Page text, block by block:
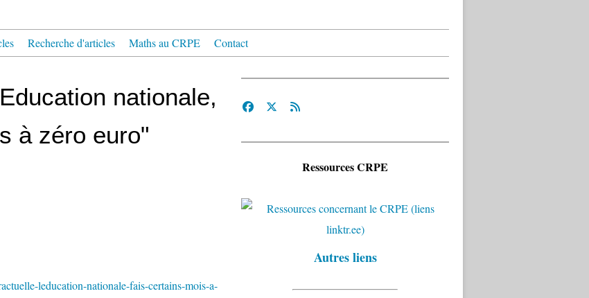
Recherche d'articles Maths au CRPE Contact
nationale,
à zéro euro"
leducation-nationale-fais-certains-mois-a-
Ressources CRPE
Autres liens